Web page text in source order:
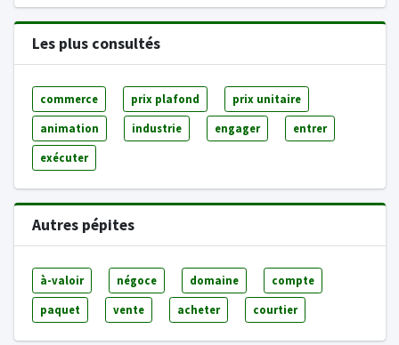
Les plus consultés
commerce prix plafond prix unitaire
animation industrie engager entrer
exécuter
Autres pépites
à-valoir négoce domaine compte
paquet vente acheter courtier